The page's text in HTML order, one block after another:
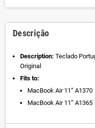
Descrição
Description: Teclado
Original
Fits to:
MacBook Air 11” A1370
MacBook Air 11” A1365